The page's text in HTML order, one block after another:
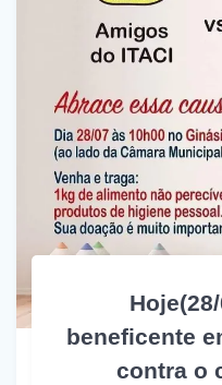
beneficente
contra o